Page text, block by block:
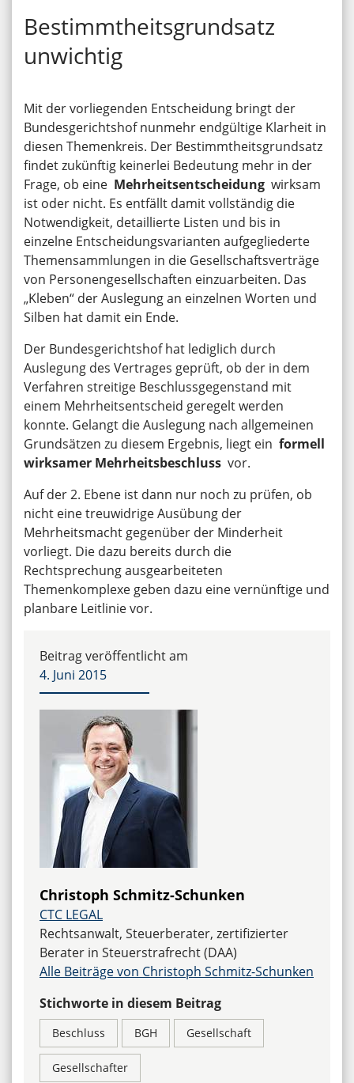
Bestimmtheitsgrundsatz
unwichtig
Mit der vorliegenden Entscheidung bringt der
Bundesgerichtshof nunmehr endgültige Klarheit in
diesen Themenkreis. Der Bestimmtheitsgrundsatz
findet zukünftig keinerlei Bedeutung mehr in der
Frage, ob eine Mehrheitsentscheidung wirksam
ist oder nicht. Es entfällt damit vollständig die
Notwendigkeit, detaillierte Listen und bis in
einzelne Entscheidungsvarianten aufgegliederte
Themensammlungen in die Gesellschaftsverträge
von Personengesellschaften einzuarbeiten. Das
„Kleben“ der Auslegung an einzelnen Worten und
Silben hat damit ein Ende.
Der Bundesgerichtshof hat lediglich durch
Auslegung des Vertrages geprüft, ob der in dem
Verfahren streitige Beschlussgegenstand mit
einem Mehrheitsentscheid geregelt werden
konnte. Gelangt die Auslegung nach allgemeinen
Grundsätzen zu diesem Ergebnis, liegt ein formell
wirksamer Mehrheitsbeschluss vor.
Auf der 2. Ebene ist dann nur noch zu prüfen, ob
nicht eine treuwidrige Ausübung der
Mehrheitsmacht gegenüber der Minderheit
vorliegt. Die dazu bereits durch die
Rechtsprechung ausgearbeiteten
Themenkomplexe geben dazu eine vernünftige und
planbare Leitlinie vor.
Beitrag veröffentlicht am
4. Juni 2015
Christoph Schmitz-Schunken
CTC LEGAL
Rechtsanwalt, Steuerberater, zertifizierter
Berater in Steuerstrafrecht (DAA)
Alle Beiträge von Christoph Schmitz-Schunken
Stichworte in diesem Beitrag
Beschluss BGH Gesellschaft
Gesellschafter